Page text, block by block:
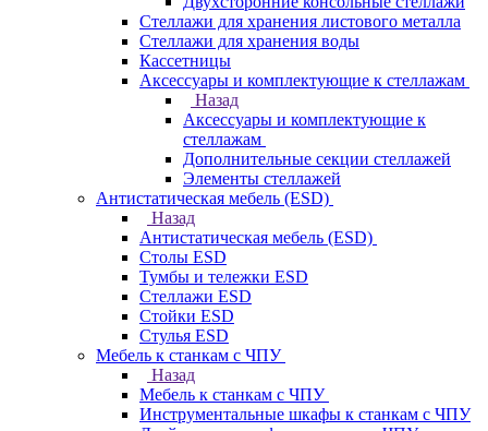
Стеллажи для хранения листового металла
Стеллажи для хранения воды
Кассетницы
Аксесcуары и комплектующие к стеллажам
Назад
Аксесcуары и комплектующие к
стеллажам
Дополнительные секции стеллажей
Элементы стеллажей
Антистатическая мебель (ESD)
Назад
Антистатическая мебель (ESD)
Столы ESD
Тумбы и тележки ESD
Стеллажи ESD
Стойки ESD
Стулья ESD
Мебель к станкам с ЧПУ
Назад
Мебель к станкам с ЧПУ
Инструментальные шкафы к станкам с ЧПУ